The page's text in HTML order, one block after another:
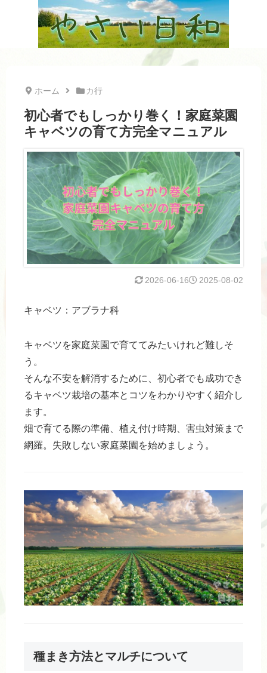
ホーム カ行
初心者でもしっかり巻く！家庭菜園
キャベツの育て方完全マニュアル
2025-08-02
2026-06-16
キャベツ：アブラナ科
キャベツを家庭菜園で育ててみたいけれど難しそ
う。
そんな不安を解消するために、初心者でも成功でき
るキャベツ栽培の基本とコツをわかりやすく紹介し
ます。
畑で育てる際の準備、植え付け時期、害虫対策まで
網羅。失敗しない家庭菜園を始めましょう。
種まき方法とマルチについて